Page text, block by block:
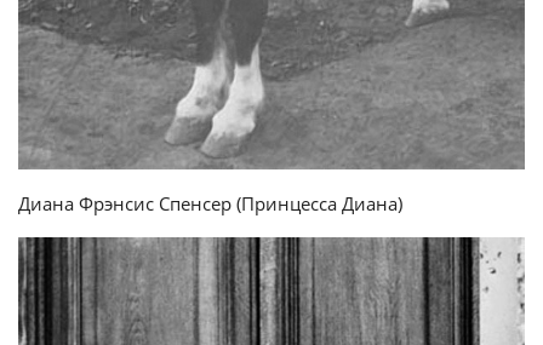
Диана Фрэнсис Спенсер (Принцесса Диана)